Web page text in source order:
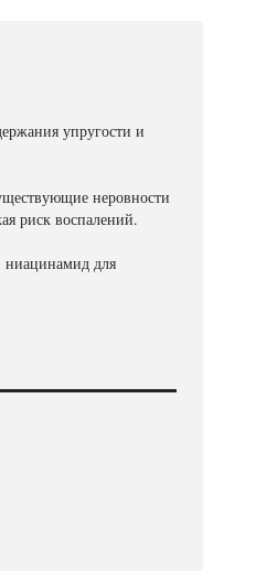
упругости и
неровности
риск воспалений.
ниацинамид для